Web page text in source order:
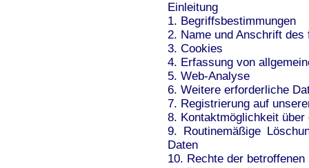
Einleitung
1. Begriffsbestimmungen
2. Name und Anschrift des
3. Cookies
4. Erfassung von
5. Web-Analyse
6. Weitere erforderliche
7. Registrierung auf
8. Kontaktmöglichkeit
9. Routinemäßige
Daten
10. Rechte der betroffenen